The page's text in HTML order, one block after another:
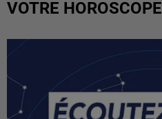
VOTRE HOROSCOPE